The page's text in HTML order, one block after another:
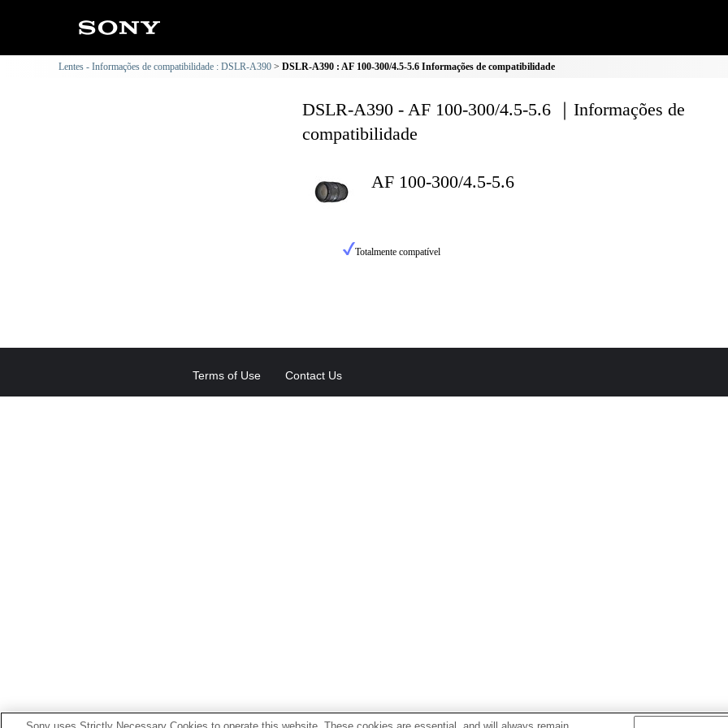
Lentes - Informações de compatibilidade : DSLR-A390 DSLR-A390 : AF 100-300/4.5-5.6 Informações de compatibilidade
DSLR-A390 - AF 100-300/4.5-5.6 ｜Informações de
compatibilidade
AF 100-300/4.5-5.6
Totalmente compatível
Terms of Use Contact Us